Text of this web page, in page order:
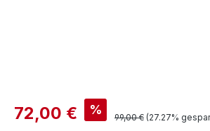
72,00 € %
99,00 € (27.27%